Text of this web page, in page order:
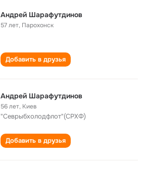
Андрей Шарафутдинов
57 лет, Парохонск
Добавить в друзья
Андрей Шарафутдинов
56 лет, Киев
"Севрыбхолодфлот"(СРХФ)
Добавить в друзья